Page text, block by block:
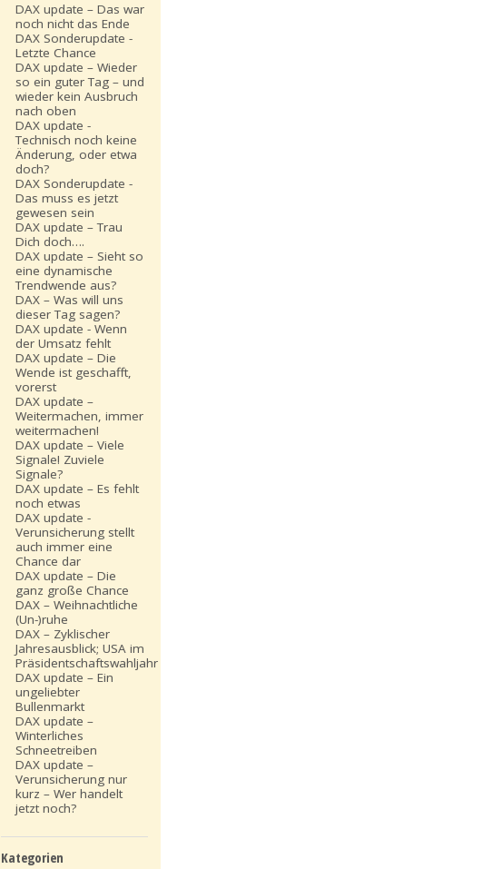
DAX update – Das war
noch nicht das Ende
DAX Sonderupdate -
Letzte Chance
DAX update – Wieder
so ein guter Tag – und
wieder kein Ausbruch
nach oben
DAX update -
Technisch noch keine
Änderung, oder etwa
doch?
DAX Sonderupdate -
Das muss es jetzt
gewesen sein
DAX update – Trau
Dich doch….
DAX update – Sieht so
eine dynamische
Trendwende aus?
DAX – Was will uns
dieser Tag sagen?
DAX update - Wenn
der Umsatz fehlt
DAX update – Die
Wende ist geschafft,
vorerst
DAX update –
Weitermachen, immer
weitermachen!
DAX update – Viele
Signale! Zuviele
Signale?
DAX update – Es fehlt
noch etwas
DAX update -
Verunsicherung stellt
auch immer eine
Chance dar
DAX update – Die
ganz große Chance
DAX – Weihnachtliche
(Un-)ruhe
DAX – Zyklischer
Jahresausblick; USA im
Präsidentschaftswahljahr
DAX update – Ein
ungeliebter
Bullenmarkt
DAX update –
Winterliches
Schneetreiben
DAX update –
Verunsicherung nur
kurz – Wer handelt
jetzt noch?
Kategorien